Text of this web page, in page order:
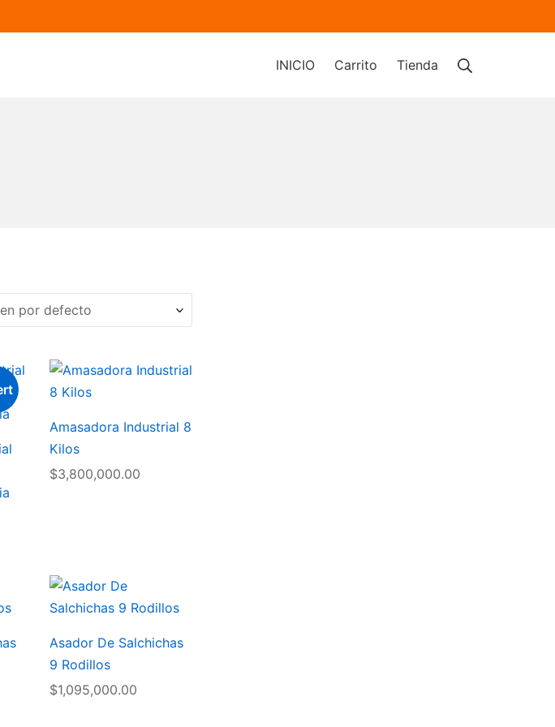
INICIO Carrito Tienda
Amasadora Industrial 8
Kilos
$3,800,000.00
Asador De Salchichas
9 Rodillos
$1,095,000.00